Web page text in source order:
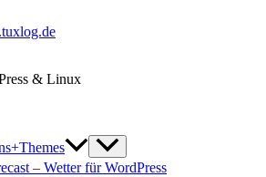
& Linux
– Wetter für WordPress